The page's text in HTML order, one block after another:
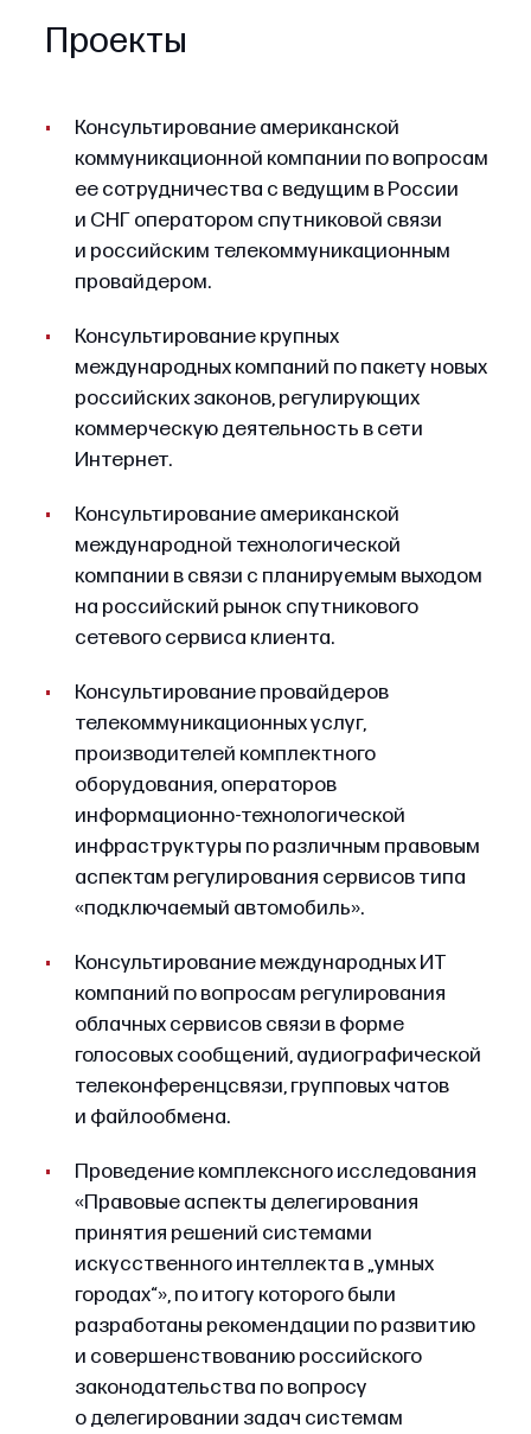
Проекты
Консультирование американской
коммуникационной компании по вопросам
ее сотрудничества с ведущим в России
и СНГ оператором спутниковой связи
и российским телекоммуникационным
провайдером.
Консультирование крупных
международных компаний по пакету новых
российских законов, регулирующих
коммерческую деятельность в сети
Интернет.
Консультирование американской
международной технологической
компании в связи с планируемым выходом
на российский рынок спутникового
сетевого сервиса клиента.
Консультирование провайдеров
телекоммуникационных услуг,
производителей комплектного
оборудования, операторов
информационно-технологической
инфраструктуры по различным правовым
аспектам регулирования сервисов типа
«подключаемый автомобиль».
Консультирование международных ИТ
компаний по вопросам регулирования
облачных сервисов связи в форме
голосовых сообщений, аудиографической
телеконференцсвязи, групповых чатов
и файлообмена.
Проведение комплексного исследования
«Правовые аспекты делегирования
принятия решений системами
искусственного интеллекта в „умных
городах“», по итогу которого были
разработаны рекомендации по развитию
и совершенствованию российского
законодательства по вопросу
о делегировании задач системам